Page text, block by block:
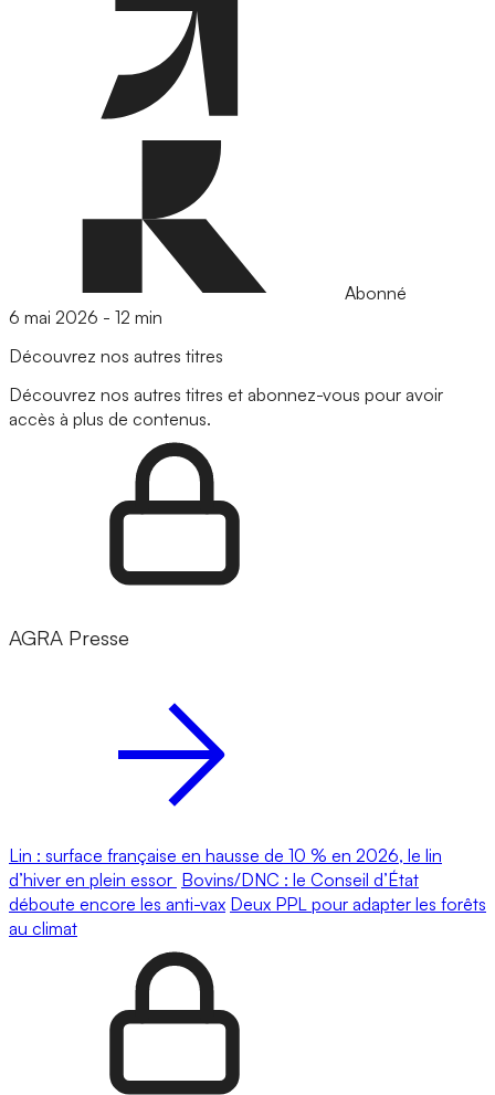
Abonné
6 mai 2026 - 12 min
Découvrez nos autres titres
Découvrez nos autres titres et abonnez-vous pour avoir
accès à plus de contenus.
AGRA Presse
Lin : surface française en hausse de 10 % en 2026, le lin
d’hiver en plein essor Bovins/DNC : le Conseil d’État
déboute encore les anti-vax Deux PPL pour adapter les forêts
au climat